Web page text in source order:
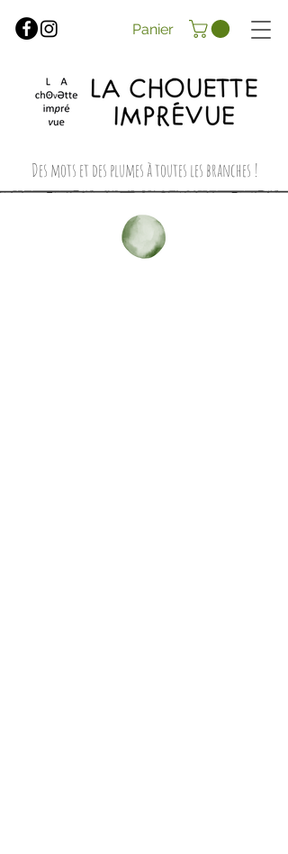
Des mots et des plumes à toutes les branches !
Panier